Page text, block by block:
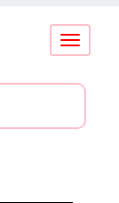
Conmutar